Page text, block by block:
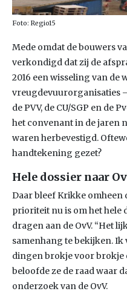
Foto: Regio15
Mede omdat de bouwers
verkondigd dat zij de
2016 een wisseling van de
vreugdevuurorganisaties
de PVV, de CU/SGP en de
het convenant in de jaren
waren herbevestigd.
handtekening gezet?
Hele dossier naar
Daar bleef Krikke omheen
prioriteit nu is om het hele
dragen aan de OvV. “Het
samenhang te bekijken. Ik
dingen brokje voor brokje
beloofde ze de raad waar
onderzoek van de OvV.